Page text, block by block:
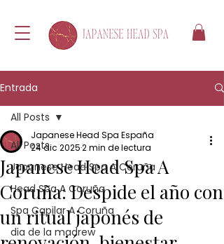
Entrada
All Posts
Japanese Head Spa A Coruña
Head Spa A Coruña
Spa Capilar A Coruña
dia de la madrew
All Posts
Japanese Head Spa A
Coruña: Despide el año con
un ritual japonés de
Japanese Head Spa España
24 dic 20252 min de lectura